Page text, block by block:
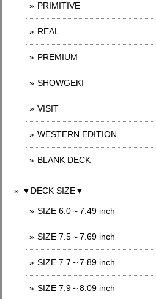
PRIMITIVE
REAL
PREMIUM
SHOWGEKI
VISIT
WESTERN EDITION
BLANK DECK
▼DECK SIZE▼
SIZE 6.0～7.49 inch
SIZE 7.5～7.69 inch
SIZE 7.7～7.89 inch
SIZE 7.9～8.09 inch